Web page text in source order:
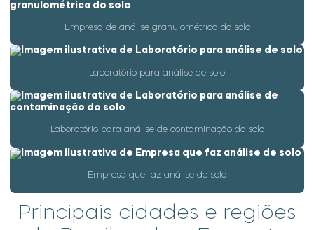
Análise de água de poço
Análise de água de poço artesiano
Análise de água potabilidade
Análise de água potável
Análise de água purificada
Análise de água residual industrial
Análise de água de rios
Análise de água subterrânea
Empresa de análise granulométrica do solo
Laboratório para análise de solo
Laboratório para análise de contaminação do solo
Empresa que faz análise de solo
Principais cidades e regiões